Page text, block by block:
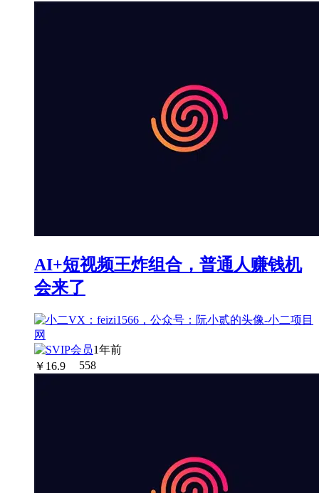
AI+短视频王炸组合，普通人赚钱机
会来了
1年前
￥ 16.9 558